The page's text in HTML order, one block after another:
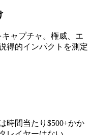
キャプチャ。権威、エ
得的インパクトを測定
時間当たり$500+かか